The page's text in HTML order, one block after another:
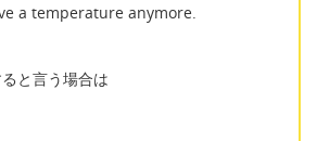
a temperature anymore.
と言う場合は